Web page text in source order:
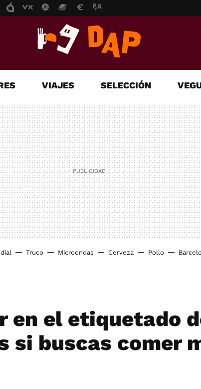
VIAJES SELECCIÓN
Truco Microondas Cerveza Pollo
en el etiquetado
si buscas comer